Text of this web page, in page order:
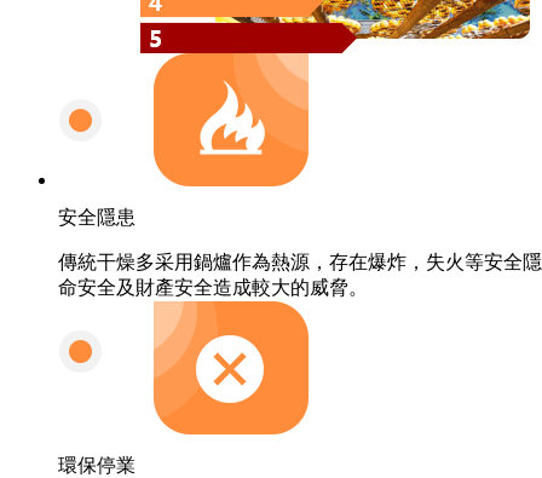
安全隱患
傳統干燥多采用鍋爐作為熱源，存在爆炸，失火等安全
命安全及財產安全造成較大的威脅。
環保停業